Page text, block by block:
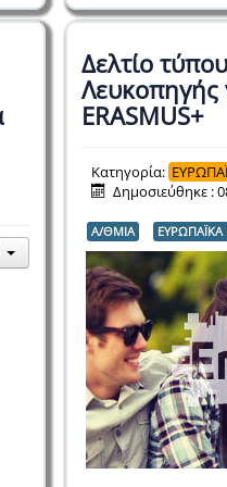
Δελτίο
Λευκοπηγής
ERASMUS+
Κατηγορία:
Δημοσιεύθηκε :
Α/ΘΜΙΑ